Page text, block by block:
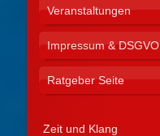
Veranstaltungen
Impressum & DSGVO
Ratgeber Seite
Zeit und Klang